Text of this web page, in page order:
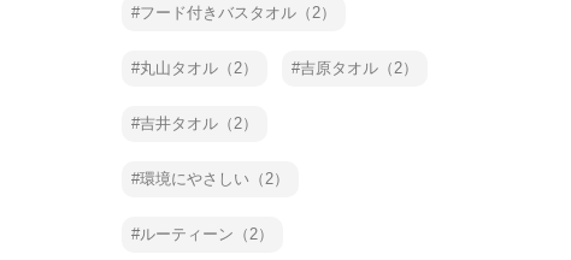
フード付きバスタオル（2）
丸山タオル（2） 吉原タオル（2）
吉井タオル（2）
環境にやさしい（2）
ルーティーン（2）